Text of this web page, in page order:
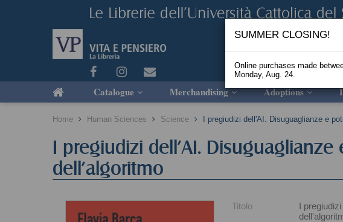
Catalogue Merchandising Adoptions
Home Human Sciences Science I pregiudizi dell'AI. Disuguaglianze e
I pregiudizi dell'AI. Disuguaglianze
dell'algoritmo
Titolo
I
SUMMER CLOSING!
Online purchases made
Monday, Aug. 24.